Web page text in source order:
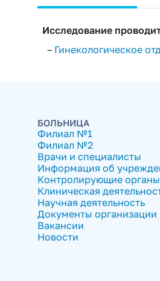
Исследование
– Гинекологическое
БОЛЬНИЦА
Филиал №1
Филиал №2
Врачи и специалисты
Информация об
Контролирующие органы
Клиническая
Научная деятельность
Документы организации
Вакансии
Новости